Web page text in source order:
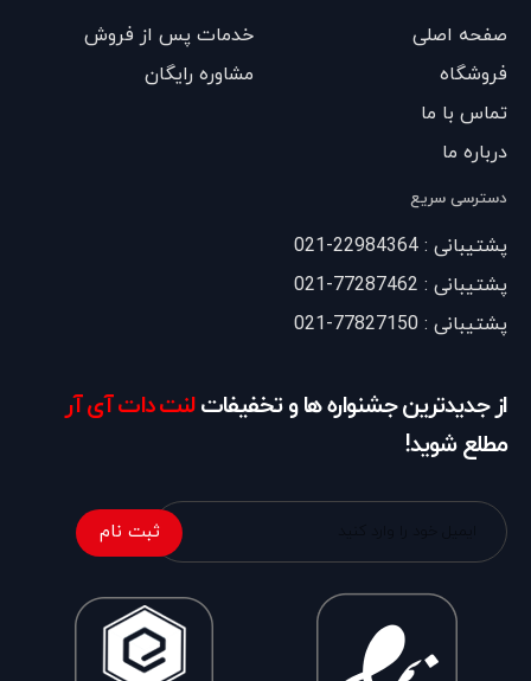
صفحه اصلی
فروشگاه
تماس با ما
درباره ما
خدمات پس از فروش
مشاوره رایگان
دسترسی سریع
پشتیبانی : 22984364-021
پشتیبانی : 77287462-021
پشتیبانی : 77827150-021
از جدیدترین جشنواره ها و تخفیفاتلنت دات آی آر
مطلع شوید!
ثبت نام